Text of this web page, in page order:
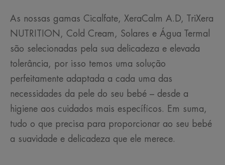
As nossas gamas Cicalfate, XeraCalm A.D, TriXera
NUTRITION, Cold Cream, Solares e Água Termal
são selecionadas pela sua delicadeza e elevada
tolerância, por isso temos uma solução
perfeitamente adaptada a cada uma das
necessidades da pele do seu bebé – desde a
higiene aos cuidados mais específicos. Em suma,
tudo o que precisa para proporcionar ao seu bebé
a suavidade e delicadeza que ele merece.